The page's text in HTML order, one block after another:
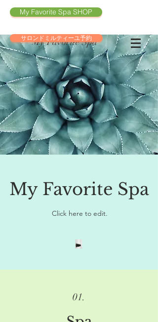
My Favorite Spa SHOP
My Favorite Spa
サロンドミルティーユ予約
My Favorite Spa
Click here to edit.
01.